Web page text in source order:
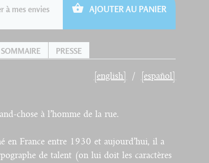
à mes envies AJOUTER AU PANIER
SOMMAIRE PRESSE
[english] [español]
chose à l’homme de la rue.
en France entre 1930 et aujourd’hui, il a
de talent (on lui doit les caractères